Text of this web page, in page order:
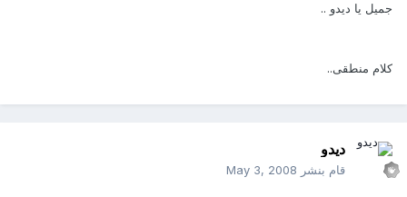
جميل يا ديدو ..
كلام منطقى..
ديدو
قام بنشر May 3, 2008